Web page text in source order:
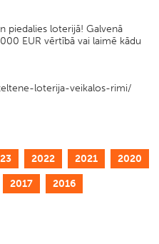
piedalies loterijā! Galvenā
EUR vērtībā vai laimē kādu
loterija-veikalos-rimi/
2022 2021 2020
2017 2016